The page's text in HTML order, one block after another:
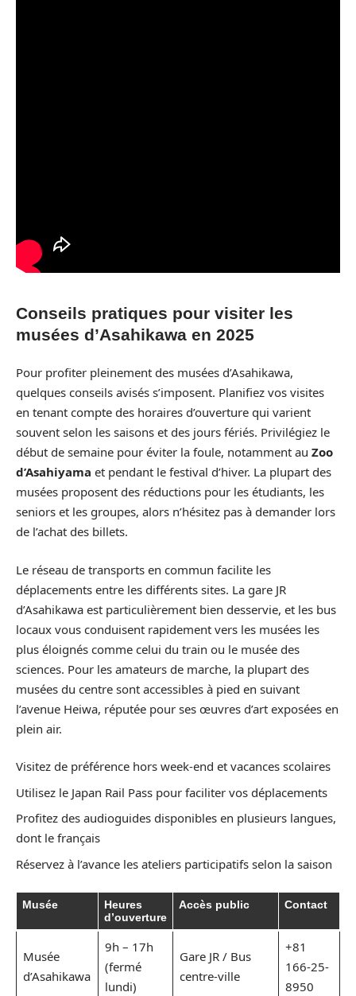
Conseils pratiques pour visiter les
musées d’Asahikawa en 2025
Pour profiter pleinement des musées d’Asahikawa,
quelques conseils avisés s’imposent. Planifiez vos visites
en tenant compte des horaires d’ouverture qui varient
souvent selon les saisons et des jours fériés. Privilégiez le
début de semaine pour éviter la foule, notamment au Zoo
d’Asahiyama et pendant le festival d’hiver. La plupart des
musées proposent des réductions pour les étudiants, les
seniors et les groupes, alors n’hésitez pas à demander lors
de l’achat des billets.
Le réseau de transports en commun facilite les
déplacements entre les différents sites. La gare JR
d’Asahikawa est particulièrement bien desservie, et les bus
locaux vous conduisent rapidement vers les musées les
plus éloignés comme celui du train ou le musée des
sciences. Pour les amateurs de marche, la plupart des
musées du centre sont accessibles à pied en suivant
l’avenue Heiwa, réputée pour ses œuvres d’art exposées en
plein air.
Visitez de préférence hors week-end et vacances scolaires
Utilisez le Japan Rail Pass pour faciliter vos déplacements
Profitez des audioguides disponibles en plusieurs langues,
dont le français
Réservez à l’avance les ateliers participatifs selon la saison
Musée
Heures
d’ouverture
Accès public Contact
Musée
d’Asahikawa
9h – 17h
(fermé
lundi)
Gare JR / Bus
centre-ville
+81
166-25-
8950